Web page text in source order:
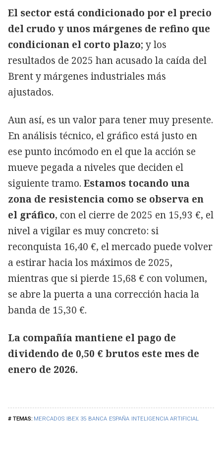
MERCADOS IBEX 35 BANCA ESPAÑA INTELIGENCIA ARTIFICIAL
El sector está condicionado por el precio
del crudo y unos márgenes de refino que
condicionan el corto plazo; y los
resultados de 2025 han acusado la caída del
Brent y márgenes industriales más
ajustados.
Aun así, es un valor para tener muy presente.
En análisis técnico, el gráfico está justo en
ese punto incómodo en el que la acción se
mueve pegada a niveles que deciden el
siguiente tramo. Estamos tocando una
zona de resistencia como se observa en
el gráfico, con el cierre de 2025 en 15,93 €, el
nivel a vigilar es muy concreto: si
reconquista 16,40 €, el mercado puede volver
a estirar hacia los máximos de 2025,
mientras que si pierde 15,68 € con volumen,
se abre la puerta a una corrección hacia la
banda de 15,30 €.
La compañía mantiene el pago de
dividendo de 0,50 € brutos este mes de
enero de 2026.